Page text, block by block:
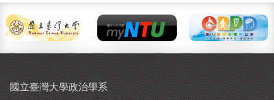
國立臺灣大學政治學系